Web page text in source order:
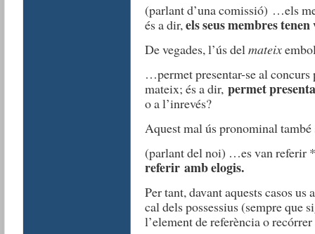
(parlant d’una comissió) …els
és a dir,els seus membres tenen
De vegades, l’ús delmateix
…permet presentar-se al
mateix; és a dir,permet
o a l’inrevés?
Aquest mal ús pronominal també
(parlant del noi) …es van referir
referir amb elogis.
Per tant, davant aquests casos
cal dels possessius (sempre que
l’element de referència o